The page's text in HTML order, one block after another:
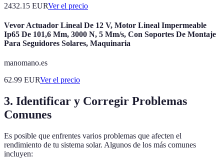
2432.15 EURVer el precio
Vevor Actuador Lineal De 12 V, Motor Lineal Impermeable
Ip65 De 101,6 Mm, 3000 N, 5 Mm/s, Con Soportes De Montaje
Para Seguidores Solares, Maquinaria
manomano.es
62.99 EURVer el precio
3. Identificar y Corregir Problemas
Comunes
Es posible que enfrentes varios problemas que afecten el
rendimiento de tu sistema solar. Algunos de los más comunes
incluyen: